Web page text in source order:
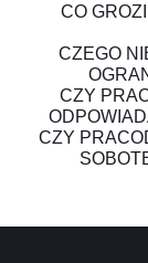
CO
CZEGO
CZY
CZY